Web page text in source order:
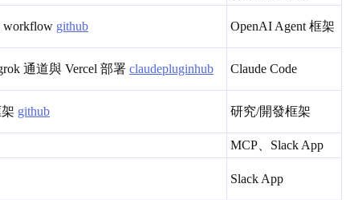
workflow github OpenAI Agent 框架
通道與 Vercel 部署 claudepluginhub Claude Code
github 研究/開發框架
MCP、Slack App
Slack App